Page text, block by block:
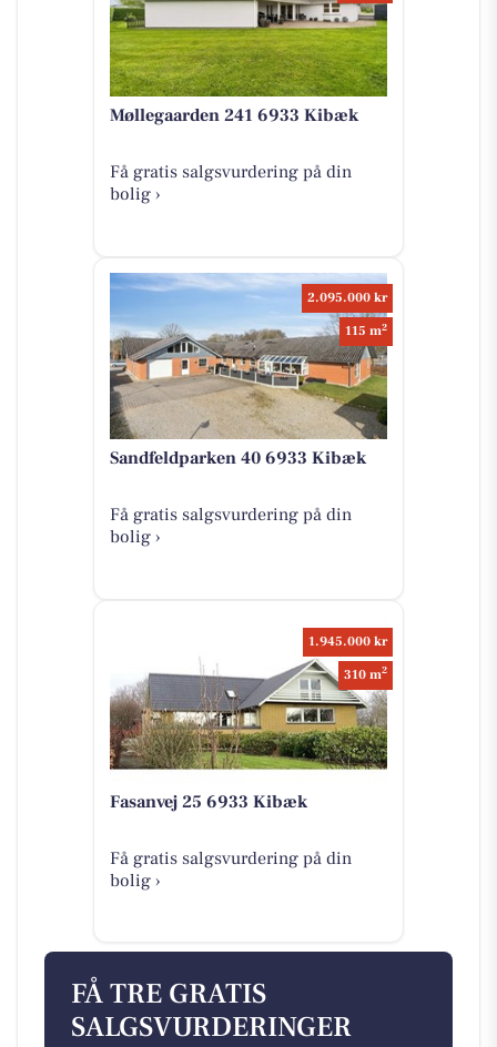
Møllegaarden 241 6933 Kibæk
Få gratis salgsvurdering på din
bolig ›
2.095.000 kr
115 m2
Sandfeldparken 40 6933 Kibæk
Få gratis salgsvurdering på din
bolig ›
1.945.000 kr
310 m2
Fasanvej 25 6933 Kibæk
Få gratis salgsvurdering på din
bolig ›
FÅ TRE GRATIS
SALGSVURDERINGER